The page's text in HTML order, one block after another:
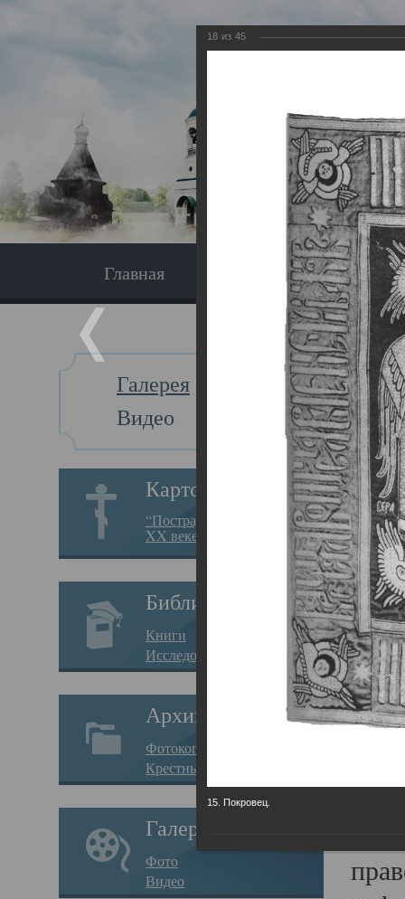
Главная Экскурсия
Галерея
Видео
Картотека
“Пострадавшие за веру в
XX веке на Севере”
Библиотека
Книги
Исследования
Архив
Фотокопии дел
Крестные ходы
Галерея
Фото
Видео
Главная
18 из 45
15. Покровец.